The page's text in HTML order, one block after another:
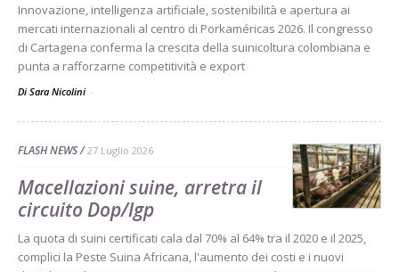
Innovazione, intelligenza artificiale, sostenibilità e apertura ai
mercati internazionali al centro di Porkaméricas 2026. Il congresso
di Cartagena conferma la crescita della suinicoltura colombiana e
punta a rafforzarne competitività e export
Di Sara Nicolini -
FLASH NEWS 27 Luglio 2026
Macellazioni suine, arretra il
circuito Dop/Igp
La quota di suini certificati cala dal 70% al 64% tra il 2020 e il 2025,
complici la Peste Suina Africana, l'aumento dei costi e i nuovi